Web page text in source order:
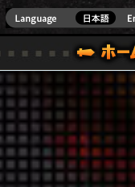
ONE VER.]
ガイド
ル｜HAPPY WARS(ハッピーサ